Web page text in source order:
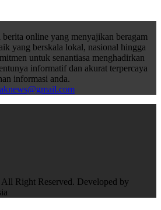
online yang menyajikan beragam
yang berskala lokal, nasional hingga
untuk senantiasa menghadirkan
informatif dan akurat terpercaya
informasi anda.
Right Reserved. Developed by